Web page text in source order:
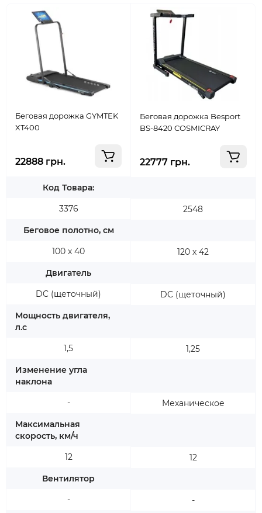
Беговая дорожка GYMTEK
XT400
22888 грн.
Код Товара:
3376
Беговое полотно, см
100 х 40
Двигатель
DC (щеточный)
Мощность двигателя,
л.с
1,5
Изменение угла
наклона
-
Максимальная
скорость, км/ч
12
Вентилятор
-
Беговая дорожка Besport
BS-8420 COSMICRAY
22777 грн.
2548
120 х 42
DC (щеточный)
1,25
Механическое
12
-